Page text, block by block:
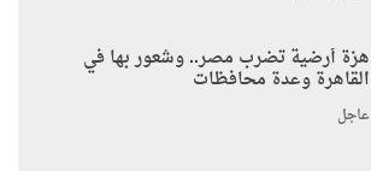
هزة أرضية تضرب مصر.. وشعور بها في
القاهرة وعدة محافظات
عاجل